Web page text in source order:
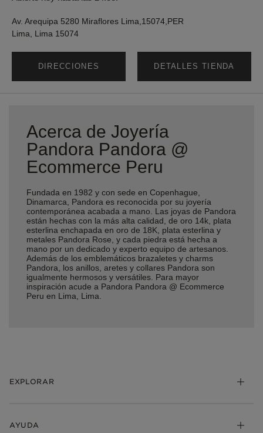
Av. Arequipa 5280 Miraflores Lima,15074,PER
Lima, Lima 15074
DIRECCIONES DETALLES TIENDA
Acerca de Joyería
Pandora Pandora @
Ecommerce Peru
Fundada en 1982 y con sede en Copenhague,
Dinamarca, Pandora es reconocida por su joyería
contemporánea acabada a mano. Las joyas de Pandora
están hechas con la más alta calidad, de oro 14k, plata
esterlina enchapada en oro de 18K, plata esterlina y
metales Pandora Rose, y cada piedra está hecha a
mano por un dedicado y experto equipo de artesanos.
Además de los emblemáticos brazaletes y charms
Pandora, los anillos, aretes y collares Pandora son
igualmente hermosos y versátiles. Para mayor
inspiración acude a Pandora Pandora @ Ecommerce
Peru en Lima, Lima.
EXPLORAR
AYUDA